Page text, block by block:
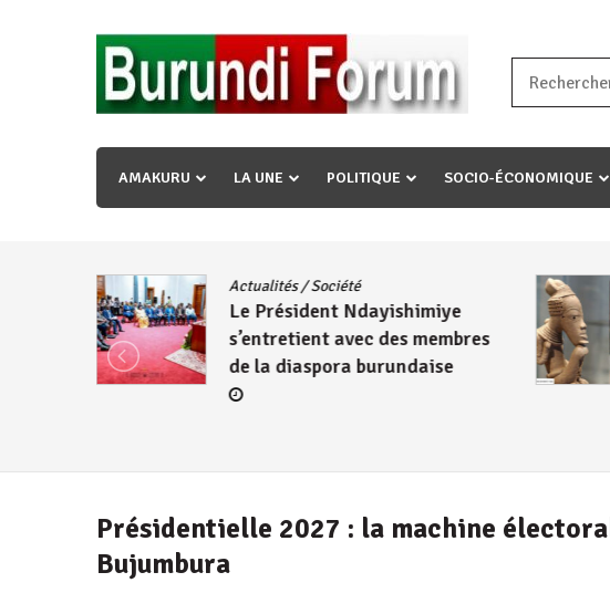
« Ingorane si ugupfa , ingorane ni ugupfa nabi ,gupfa ataco
uzopfire neza umuryango n’igihugu cakwibarutse ? »
AMAKURU LA UNE POLITIQUE SOCIO-ÉCONOMIQUE
Actualités/Société
Le Président Ndayishimiye
s’entretient avec des membres
de la diaspora burundaise
Présidentielle 2027 : la machine
Bujumbura